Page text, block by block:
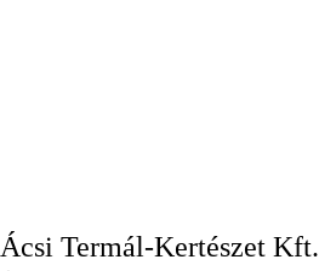
Ácsi Termál-Kertészet Kft.